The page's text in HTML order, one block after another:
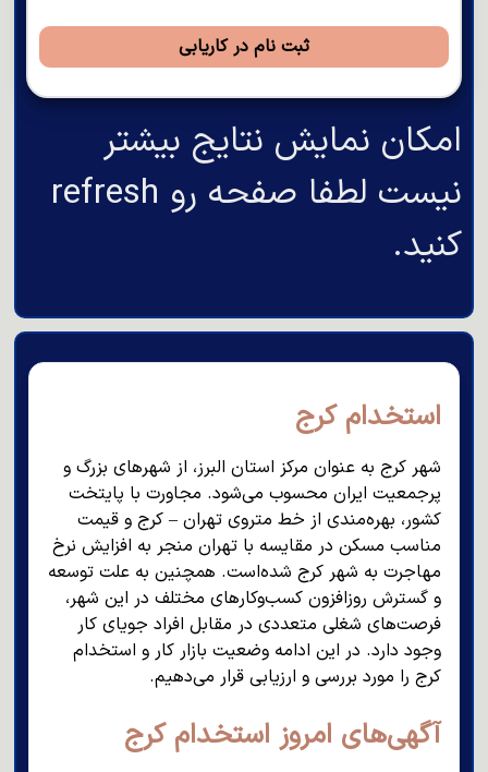
ثبت نام در کاریابی
امکان نمایش نتایج بیشتر
نیست لطفا صفحه رو refresh
کنید.
استخدام کرج
شهر کرج به عنوان مرکز استان البرز، از شهرهای بزرگ و
پرجمعیت ایران محسوب می‌شود. مجاورت با پایتخت
کشور، بهره‌مندی از خط متروی تهران – کرج و قیمت
مناسب مسکن در مقایسه با تهران منجر به افزایش نرخ
مهاجرت به شهر کرج شده‌است. همچنین به علت توسعه
و گسترش روزافزون کسب‌وکارهای مختلف در این شهر،
فرصت‌های شغلی متعددی در مقابل افراد جویای کار
وجود دارد. در این ادامه وضعیت بازار کار و استخدام
کرج را مورد بررسی و ارزیابی قرار می‌دهیم.
آگهی‌های امروز استخدام کرج